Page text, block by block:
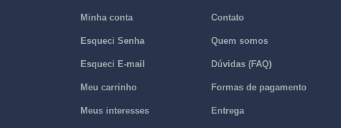
Minha conta
Esqueci Senha
Esqueci E-mail
Meu carrinho
Meus interesses
Contato
Quem somos
Dúvidas (FAQ)
Formas de pagamento
Entrega